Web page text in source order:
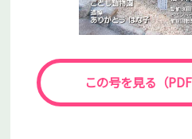
この号を見る（PDF